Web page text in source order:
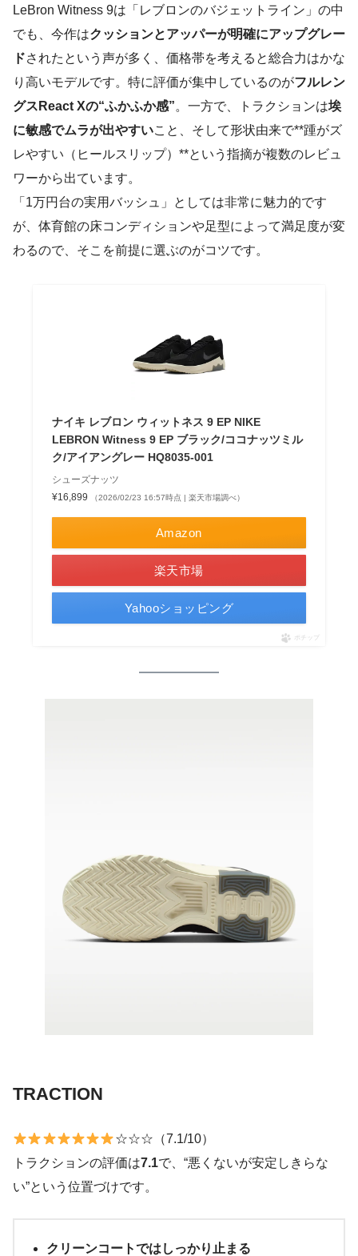
LeBron Witness 9は「レブロンのバジェットライン」の中
でも、今作はクッションとアッパーが明確にアップグレー
ドされたという声が多く、価格帯を考えると総合力はかな
り高いモデルです。特に評価が集中しているのがフルレン
グスReact Xの“ふかふか感”。一方で、トラクションは埃
に敏感でムラが出やすいこと、そして形状由来で**踵がズ
レやすい（ヒールスリップ）**という指摘が複数のレビュ
ワーから出ています。
「1万円台の実用バッシュ」としては非常に魅力的です
が、体育館の床コンディションや足型によって満足度が変
わるので、そこを前提に選ぶのがコツです。
ナイキ レブロン ウィットネス 9 EP NIKE
LEBRON Witness 9 EP ブラック/ココナッツミル
ク/アイアングレー HQ8035-001
シューズナッツ
¥16,899
（2026/02/23 16:57時点 | 楽天市場調べ）
Amazon
楽天市場
Yahooショッピング
ポチップ
TRACTION
☆☆☆（7.1/10）
トラクションの評価は7.1で、“悪くないが安定しきらな
い”という位置づけです。
クリーンコートではしっかり止まる